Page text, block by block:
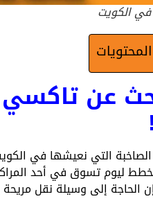
الكويت
عن
التي نعيشها في
ليوم تسوق في أحد
الحاجة إلى وسيلة نقل